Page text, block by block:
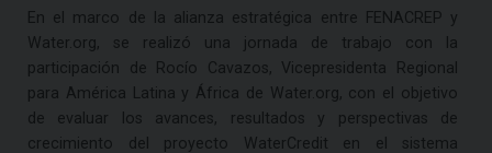
En el marco de la alianza estratégica entre FENACREP y
Water.org, se realizó una jornada de trabajo con la
participación de Rocío Cavazos, Vicepresidenta Regional
para América Latina y África de Water.org, con el objetivo
de evaluar los avances, resultados y perspectivas de
crecimiento del proyecto WaterCredit en el sistema